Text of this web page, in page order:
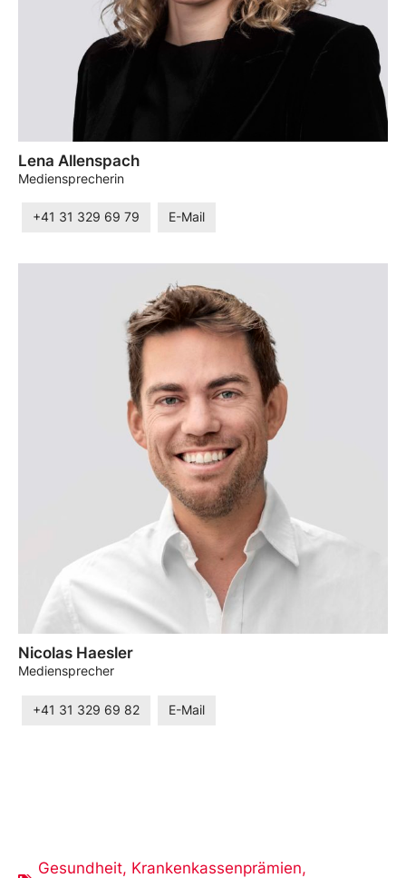
Lena Allenspach
Mediensprecherin
+41 31 329 69 79 E-Mail
Nicolas Haesler
Mediensprecher
+41 31 329 69 82 E-Mail
Gesundheit, Krankenkassenprämien,